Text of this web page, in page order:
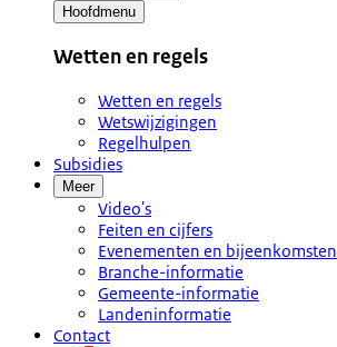
Hoofdmenu
Wetten en regels
Wetten en regels
Wetswijzigingen
Regelhulpen
Subsidies
Meer
Video's
Feiten en cijfers
Evenementen en bijeenkomsten
Branche-informatie
Gemeente-informatie
Landeninformatie
Contact